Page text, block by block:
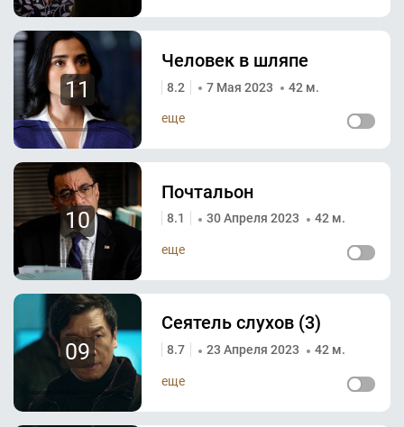
11
Человек в шляпе
8.2 7 Мая 2023 42 м.
еще
10
Почтальон
8.1 30 Апреля 2023 42 м.
еще
09
Сеятель слухов (3)
8.7 23 Апреля 2023 42 м.
еще